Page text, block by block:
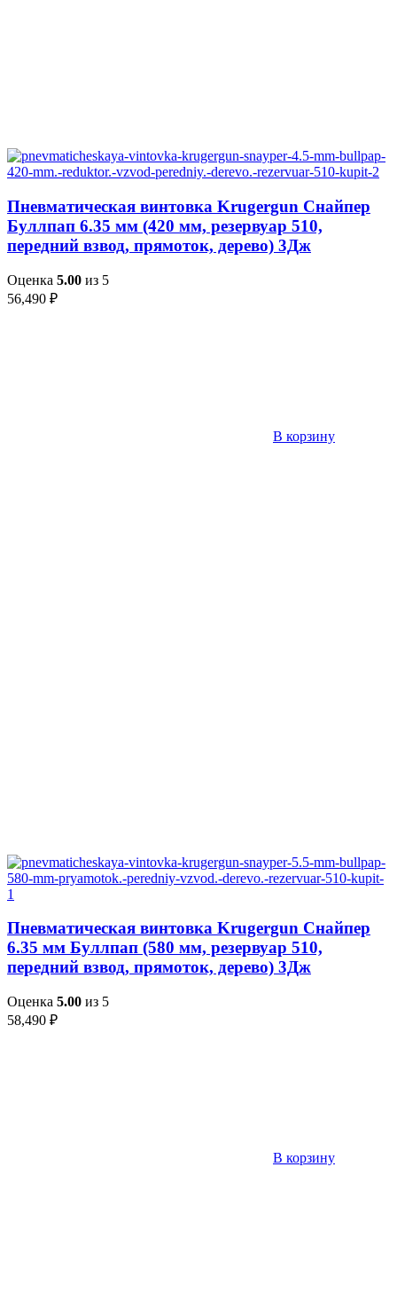
Пневматическая винтовка Krugergun Снайпер
Буллпап 6.35 мм (420 мм, резервуар 510,
передний взвод, прямоток, дерево) 3Дж
Оценка 5.00 из 5
56,490 ₽
В корзину
Пневматическая винтовка Krugergun Снайпер
6.35 мм Буллпап (580 мм, резервуар 510,
передний взвод, прямоток, дерево) 3Дж
Оценка 5.00 из 5
58,490 ₽
В корзину